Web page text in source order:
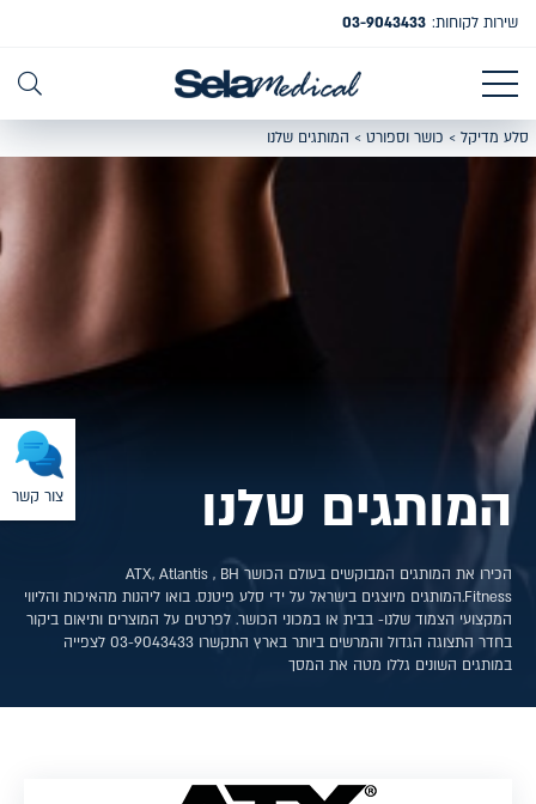
שירות לקוחות: 03-9043433
צור קשר
סלע מדיקל > כושר וספורט > המותגים שלנו
המותגים שלנו
הכירו את המותגים המבוקשים בעולם הכושר ATX, Atlantis , BH
Fitness.המותגים מיוצגים בישראל על ידי סלע פיטנס. בואו ליהנות מהאיכות והליווי
המקצועי הצמוד שלנו- בבית או במכוני הכושר. לפרטים על המוצרים ותיאום ביקור
בחדר התצוגה הגדול והמרשים ביותר בארץ התקשרו 03-9043433 לצפייה
במותגים השונים גללו מטה את המסך